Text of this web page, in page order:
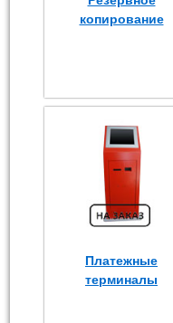
копирование
Платежные
терминалы